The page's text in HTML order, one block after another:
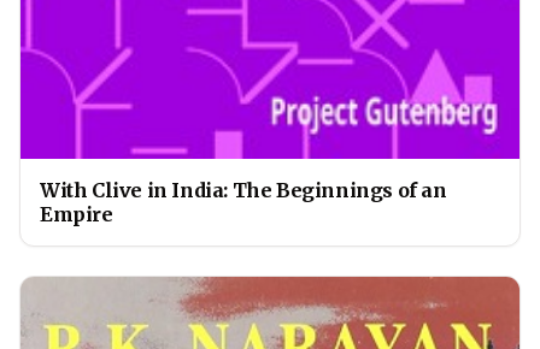
With Clive in India: The Beginnings of an
Empire